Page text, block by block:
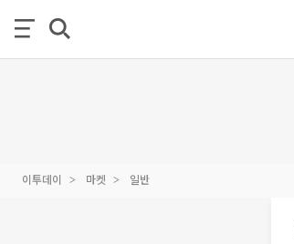
이투데이 마켓 일반